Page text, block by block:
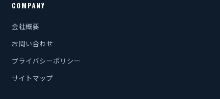
COMPANY
会社概要
お問い合わせ
プライバシーポリシー
サイトマップ